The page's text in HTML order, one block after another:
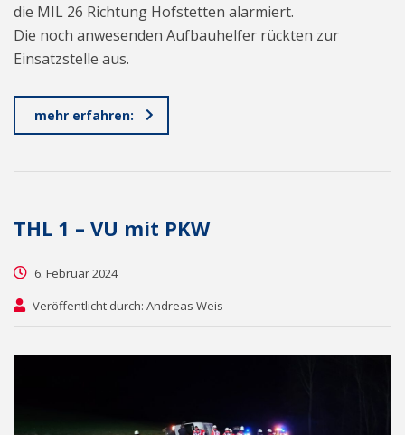
die MIL 26 Richtung Hofstetten alarmiert.
Die noch anwesenden Aufbauhelfer rückten zur
Einsatzstelle aus.
mehr erfahren:
THL 1 – VU mit PKW
6. Februar 2024
Veröffentlicht durch: Andreas Weis